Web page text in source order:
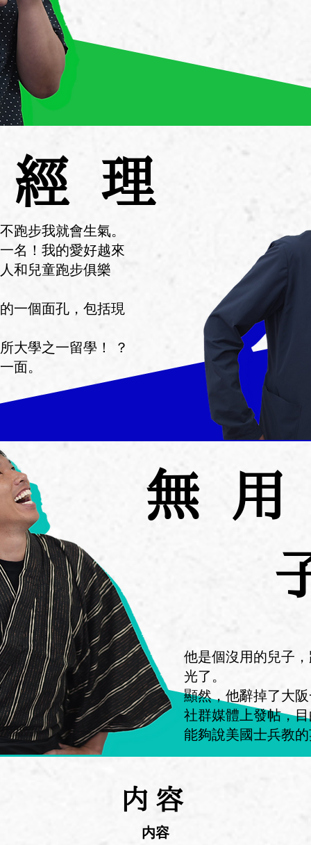
理
跑步我就會生氣。
名！我的愛好越來
和兒童跑步俱樂
一個面孔，包括現
大學之一留學！ ？
面。
無
他是個沒用的兒子
光了。
顯然，他辭掉了大
社群媒體上發帖，
能夠說美國士兵教
内容
内容